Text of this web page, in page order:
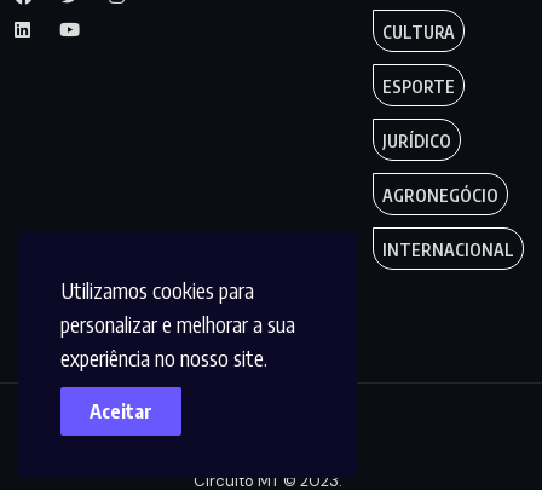
Utilizamos cookies para
personalizar e melhorar a sua
experiência no nosso site.
Aceitar
CULTURA
ESPORTE
JURÍDICO
AGRONEGÓCIO
INTERNACIONAL
Circuito MT © 2023.